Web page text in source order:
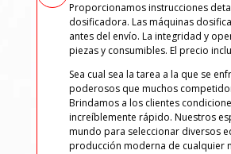
Proporcionamos instrucciones
dosificadora. Las máquinas
antes del envío. La integridad y
piezas y consumibles. El precio
Sea cual sea la tarea a la que se
poderosos que muchos
Brindamos a los clientes
increíblemente rápido. Nuestros
mundo para seleccionar diversos
producción moderna de cualquier